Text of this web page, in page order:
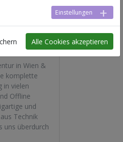
in Wien &
komplette
in vielen
Offline
und
Technik
uns überdurch
Einstellungen
Alle Cookies akzeptieren